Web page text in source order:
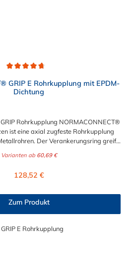
GRIP E Rohrkupplung mit EPDM-
Dichtung
Rohrkupplung NORMACONNECT®
ist eine axial zugfeste Rohrkupplung
Der Verankerungsring greift
Gusseisen) und sorgt für sichere und
Rohrkupplung NORMACONNECT®
der NORMACONNECT® GRIP
mm bis 168,3 mm: -30°C bis
als 168,3 mm: -20°C bis +80°C
Varianten ab60,69 €
Regulärer Preis:
128,52 €
Zum Produkt